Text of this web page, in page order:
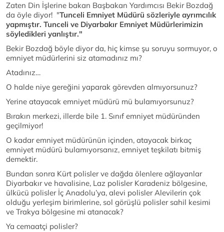
Zaten Din İşlerine bakan Başbakan Yardımcısı Bekir Bozdağ
da öyle diyor! "Tunceli Emniyet Müdürü sözleriyle ayrımcılık
yapmıştır. Tunceli ve Diyarbakır Emniyet Müdürlerimizin
söyledikleri yanlıştır."
Bekir Bozdağ böyle diyor da, hiç kimse şu soruyu sormuyor, o
emniyet müdürlerini siz atamadınız mı?
Atadınız…
O halde niye gereğini yaparak görevden almıyorsunuz?
Yerine atayacak emniyet müdürü mü bulamıyorsunuz?
Bırakın merkezi, illerde bile 1. Sınıf emniyet müdüründen
geçilmiyor!
O kadar emniyet müdürünün içinden, atayacak birkaç
emniyet müdürü bulamıyorsanız, emniyet teşkilatı bitmiş
demektir.
Bundan sonra Kürt polisler ve dağda ölenlere ağlayanlar
Diyarbakır ve havalisine, Laz polisler Karadeniz bölgesine,
ülkücü polisler İç Anadolu’ya, alevi polisler Alevilerin çok
olduğu yerleşim birimlerine, sol görüşlü polisler sahil kesimi
ve Trakya bölgesine mi atanacak?
Ya cemaatçi polisler?